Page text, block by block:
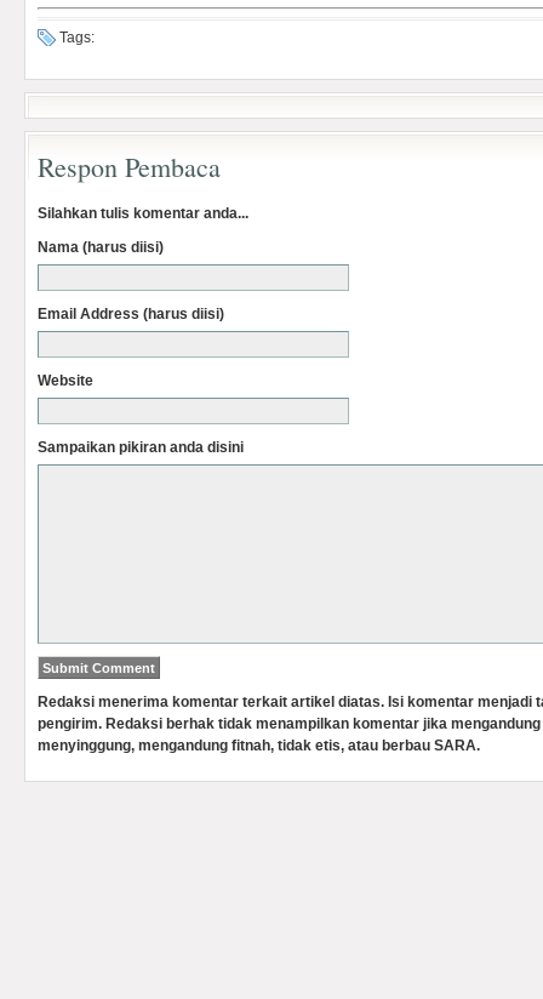
Tags:
Respon Pembaca
Silahkan tulis komentar anda...
Nama (harus diisi)
Email Address (harus diisi)
Website
Sampaikan pikiran anda disini
Redaksi menerima komentar terkait artikel diatas. Isi komentar menjadi
pengirim. Redaksi berhak tidak menampilkan komentar jika
menyinggung, mengandung fitnah, tidak etis, atau berbau SARA.